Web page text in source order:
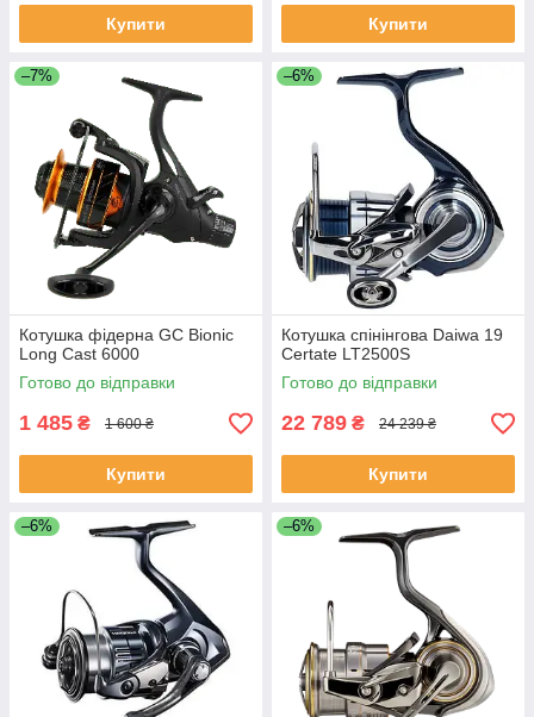
Купити Купити
–7%
Котушка фідерна GC Bionic
Long Cast 6000
Готово до відправки
1 485 ₴ 1 600 ₴
Купити
–6%
Котушка спінінгова Daiwa 19
Certate LT2500S
Готово до відправки
22 789 ₴ 24 239 ₴
Купити
–6% –6%